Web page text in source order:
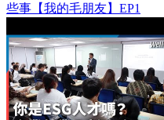
些事【我的毛朋友】EP1